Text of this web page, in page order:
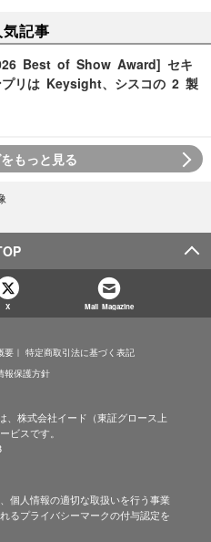
気記事
Best of Show Award] セキ
プリは Keysight、シスコの 2 製
もっと見る
X Mail Magazine
要
特定商取引法に基づく表記
報保護方針
、株式会社イード（東証グロース上
ビスです。
個人情報の適切な取扱いを行う事業
るプライバシーマークの付与認定を